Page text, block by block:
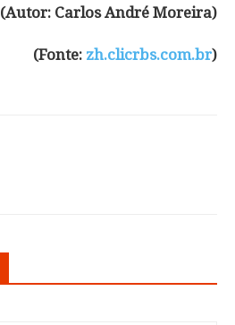
(Autor: Carlos André Moreira)
(Fonte: zh.clicrbs.com.br)